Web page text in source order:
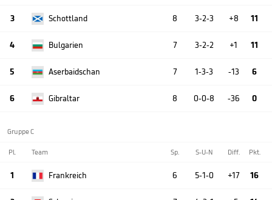
3 Schottland 8 3-2-3 +8 11
4 Bulgarien 7 3-2-2 +1 11
5 Aserbaidschan 7 1-3-3 -13 6
6 Gibraltar 8 0-0-8 -36 0
Gruppe C
Pl. Team Sp. S-U-N Diff. Pkt.
1 Frankreich 6 5-1-0 +17 16